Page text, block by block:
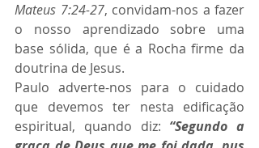
Mateus 7:24-27, convidam-nos a fazer
o nosso aprendizado sobre uma
base sólida, que é a Rocha firme da
doutrina de Jesus.
Paulo adverte-nos para o cuidado
que devemos ter nesta edificação
espiritual, quando diz: “Segundo a